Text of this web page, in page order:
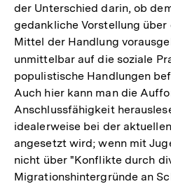
der Unterschied darin, ob
gedankliche Vorstellung
Mittel der Handlung
unmittelbar auf die soziale
populistische Handlungen
Auch hier kann man die
Anschlussfähigkeit
idealerweise bei der
angesetzt wird; wenn mit
nicht über "Konflikte durch
Migrationshintergründe an